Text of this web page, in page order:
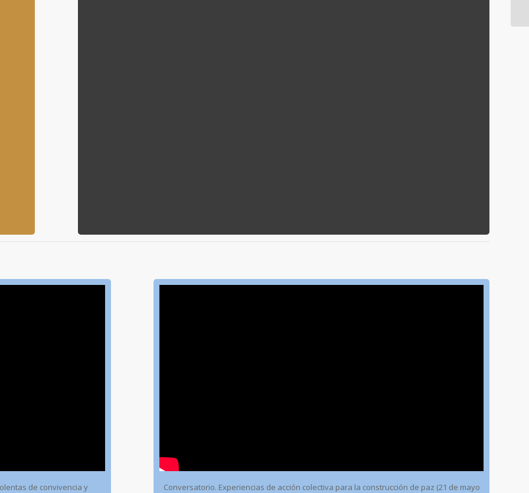
de convivencia y Conversatorio. Experiencias de acción colectiva para la construcción de paz (21 de mayo